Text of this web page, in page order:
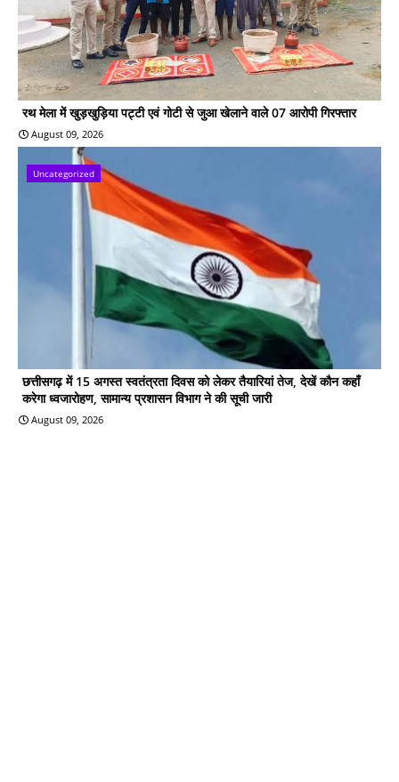
रथ मेला में खुड़खुड़िया पट्टी एवं गोटी से जुआ खेलाने वाले 07 आरोपी गिरफ्तार
August 09, 2026
Uncategorized
छत्तीसगढ़ में 15 अगस्त स्वतंत्रता दिवस को लेकर तैयारियां तेज, देखें कौन कहाँ
करेगा ध्वजारोहण, सामान्य प्रशासन विभाग ने की सूची जारी
August 09, 2026